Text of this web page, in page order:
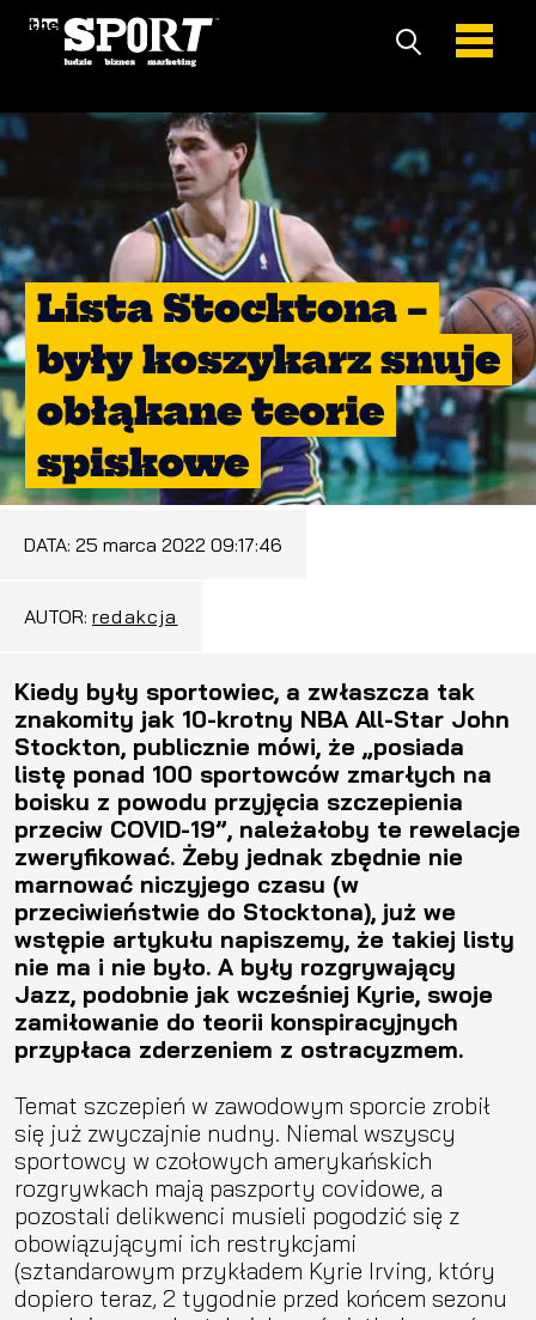
Lista Stocktona –
były koszykarz snuje
obłąkane teorie
spiskowe
DATA: 25 marca 2022 09:17:46
AUTOR: redakcja
Kiedy były sportowiec, a zwłaszcza tak
znakomity jak 10-krotny NBA All-Star John
Stockton, publicznie mówi, że „posiada
listę ponad 100 sportowców zmarłych na
boisku z powodu przyjęcia szczepienia
przeciw COVID-19”, należałoby te rewelacje
zweryfikować. Żeby jednak zbędnie nie
marnować niczyjego czasu (w
przeciwieństwie do Stocktona), już we
wstępie artykułu napiszemy, że takiej listy
nie ma i nie było. A były rozgrywający
Jazz, podobnie jak wcześniej Kyrie, swoje
zamiłowanie do teorii konspiracyjnych
przypłaca zderzeniem z ostracyzmem.
Temat szczepień w zawodowym sporcie zrobił
się już zwyczajnie nudny. Niemal wszyscy
sportowcy w czołowych amerykańskich
rozgrywkach mają paszporty covidowe, a
pozostali delikwenci musieli pogodzić się z
obowiązującymi ich restrykcjami
(sztandarowym przykładem Kyrie Irving, który
dopiero teraz, 2 tygodnie przed końcem sezonu